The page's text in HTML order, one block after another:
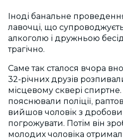
Іноді банальне
лавочці, що
алкоголю і дружньою
трагічно.
Саме так сталося вчора
32-річних друзів
місцевому сквері
пояснювали поліції,
вийшов чоловік з
погрожувати. Потім він
молодих чоловіка